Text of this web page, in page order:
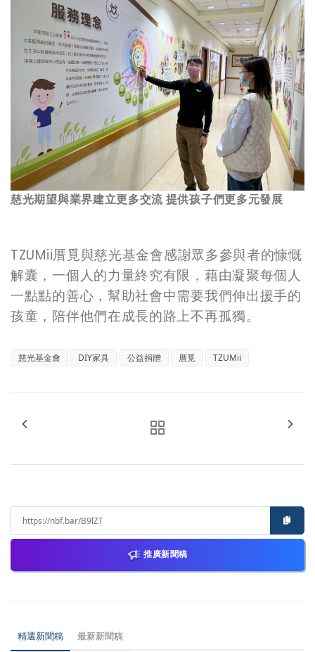
慈光期望與業界建立更多交流 提供孩子們更多元發展
TZUMii厝覓與慈光基金會感謝眾多參與者的慷慨
解囊，一個人的力量終究有限，藉由凝聚每個人
一點點的善心，幫助社會中需要我們伸出援手的
孩童，陪伴他們在成長的路上不再孤獨。
慈光基金會 DIY家具 公益捐贈 厝覓 TZUMii
推廣新聞稿
精選新聞稿 最新新聞稿